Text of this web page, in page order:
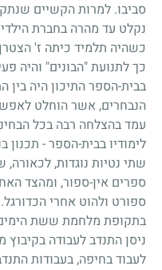
סביבו. למרות הקשיים
נקלט עד מהרה בחברת
כשהיה תלמיד כיתה ז'
כך לתנועת "הבונים" והיה
בבית-הספר התיכון היה בין
הנבחרים, אשר הוחלט
עמד בהצלחה רבה בכל
לימודיו בבית-הספר- תכנון
שתי נטיות נוגדות,
ספרים אין-ספור, ומהצד
ספורט ולהוט אחרי
בתקופת מלחמת ששת
ניסן התנדב לעבודה
לעבוד בחיפה, בעבודות